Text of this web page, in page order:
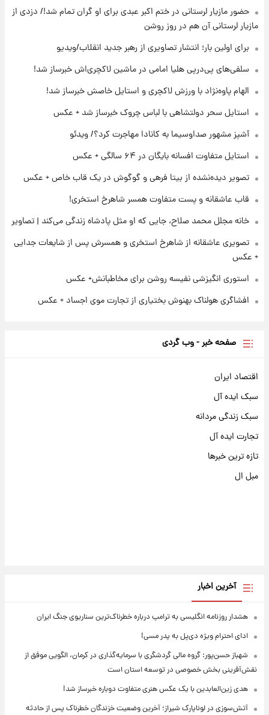
لیونل مسی عزادار شد! + جزئیات
۲۱ ساعت پیش
لحظه برخورد رعد و برق به ساختمان مرکز تجارت
جهانی در آمریکا + فیلم
۲۱ ساعت پیش
برای اولین بار؛ انتشار تصاویری از رهبر جدید
انقلاب/ویدیو
تصاویر عمامه بستن به شیوه خاتمی/ویدیو
حضور مازیار لرستانی در ختم اکبر عبدی برای او گران تمام شد!/ دزدی از
مازیار لرستانی آن هم در روز روشن
برای اولین بار؛ انتشار تصاویری از رهبر جدید انقلاب/ویدیو
سلفی‌های پی‌درپی هلیا امامی در ماشین لاکچری‌اش خبرساز شد!
الهام پاوه‌نژاد با ورزش لاکچری و استایل خاصش خبرساز شد!
استایل سحر دولتشاهی با لباس چروک خبرساز شد + عکس
آشپز مشهور صداوسیما به کانادا مهاجرت کرد؟/ ویدئو
استایل متفاوت افسانه بایگان در ۶۴ سالگی + عکس
تصویر دیده‌نشده از بیتا فرهی و گوگوش در یک قاب خاص + عکس
قاب عاشقانه و پست متفاوت همسر شاهرخ استخری!
خانه مجلل محمد صلاح، جایی که او مثل پادشاه زندگی می‌کند | تصاویر
تصویری عاشقانه از شاهرخ استخری و همسرش پس از شایعات جدایی
+ عکس
استوری انگیزشی نفیسه روشن برای مخاطبانش+ عکس
افشاگری هولناک بهنوش بختیاری از تجارت موی اجساد + عکس
صفحه خبر - وب گردی
اقتصاد ایران
سبک ایده آل
سبک زندگی مردانه
تجارت ایده آل
تازه ترین خبرها
مبل ال
آخرین اخبار
هشدار روزنامه انگلیسی به ترامپ درباره خطرناک‌ترین سناریوی جنگ ایران
ادای احترام ویژه دی‌پل به پدر مسی!
شهباز حسن‌پور: گروه مالی گردشگری با سرمایه‌گذاری در کرمان، الگویی موفق از
نقش‌آفرینی بخش خصوصی در توسعه استان است
هدی زین‌العابدین با یک عکس هنری متفاوت دوباره خبرساز شد!
آتش‌سوزی در لوناپارک شیراز؛ آخرین وضعیت خزندگان خطرناک پس از حادثه